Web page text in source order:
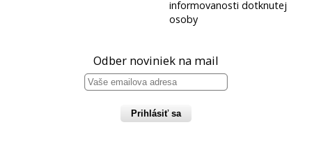
informovanosti dotknutej
osoby
Odber noviniek na mail
Prihlásiť sa